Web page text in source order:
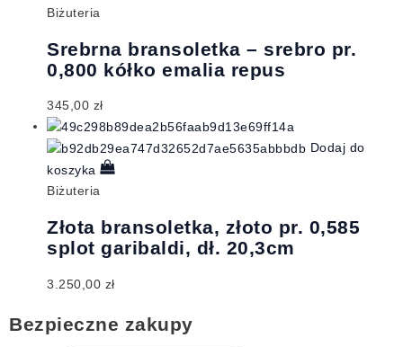
Biżuteria
Srebrna bransoletka – srebro pr.
0,800 kółko emalia repus
345,00 zł
Dodaj do
koszyka
Biżuteria
Złota bransoletka, złoto pr. 0,585
splot garibaldi, dł. 20,3cm
3.250,00 zł
Bezpieczne zakupy